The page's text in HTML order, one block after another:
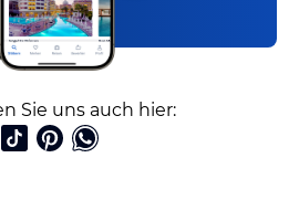
Sie uns auch hier: